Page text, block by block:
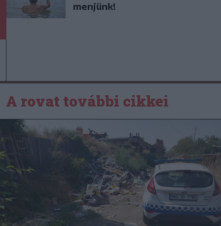
menjünk!
A rovat további cikkei